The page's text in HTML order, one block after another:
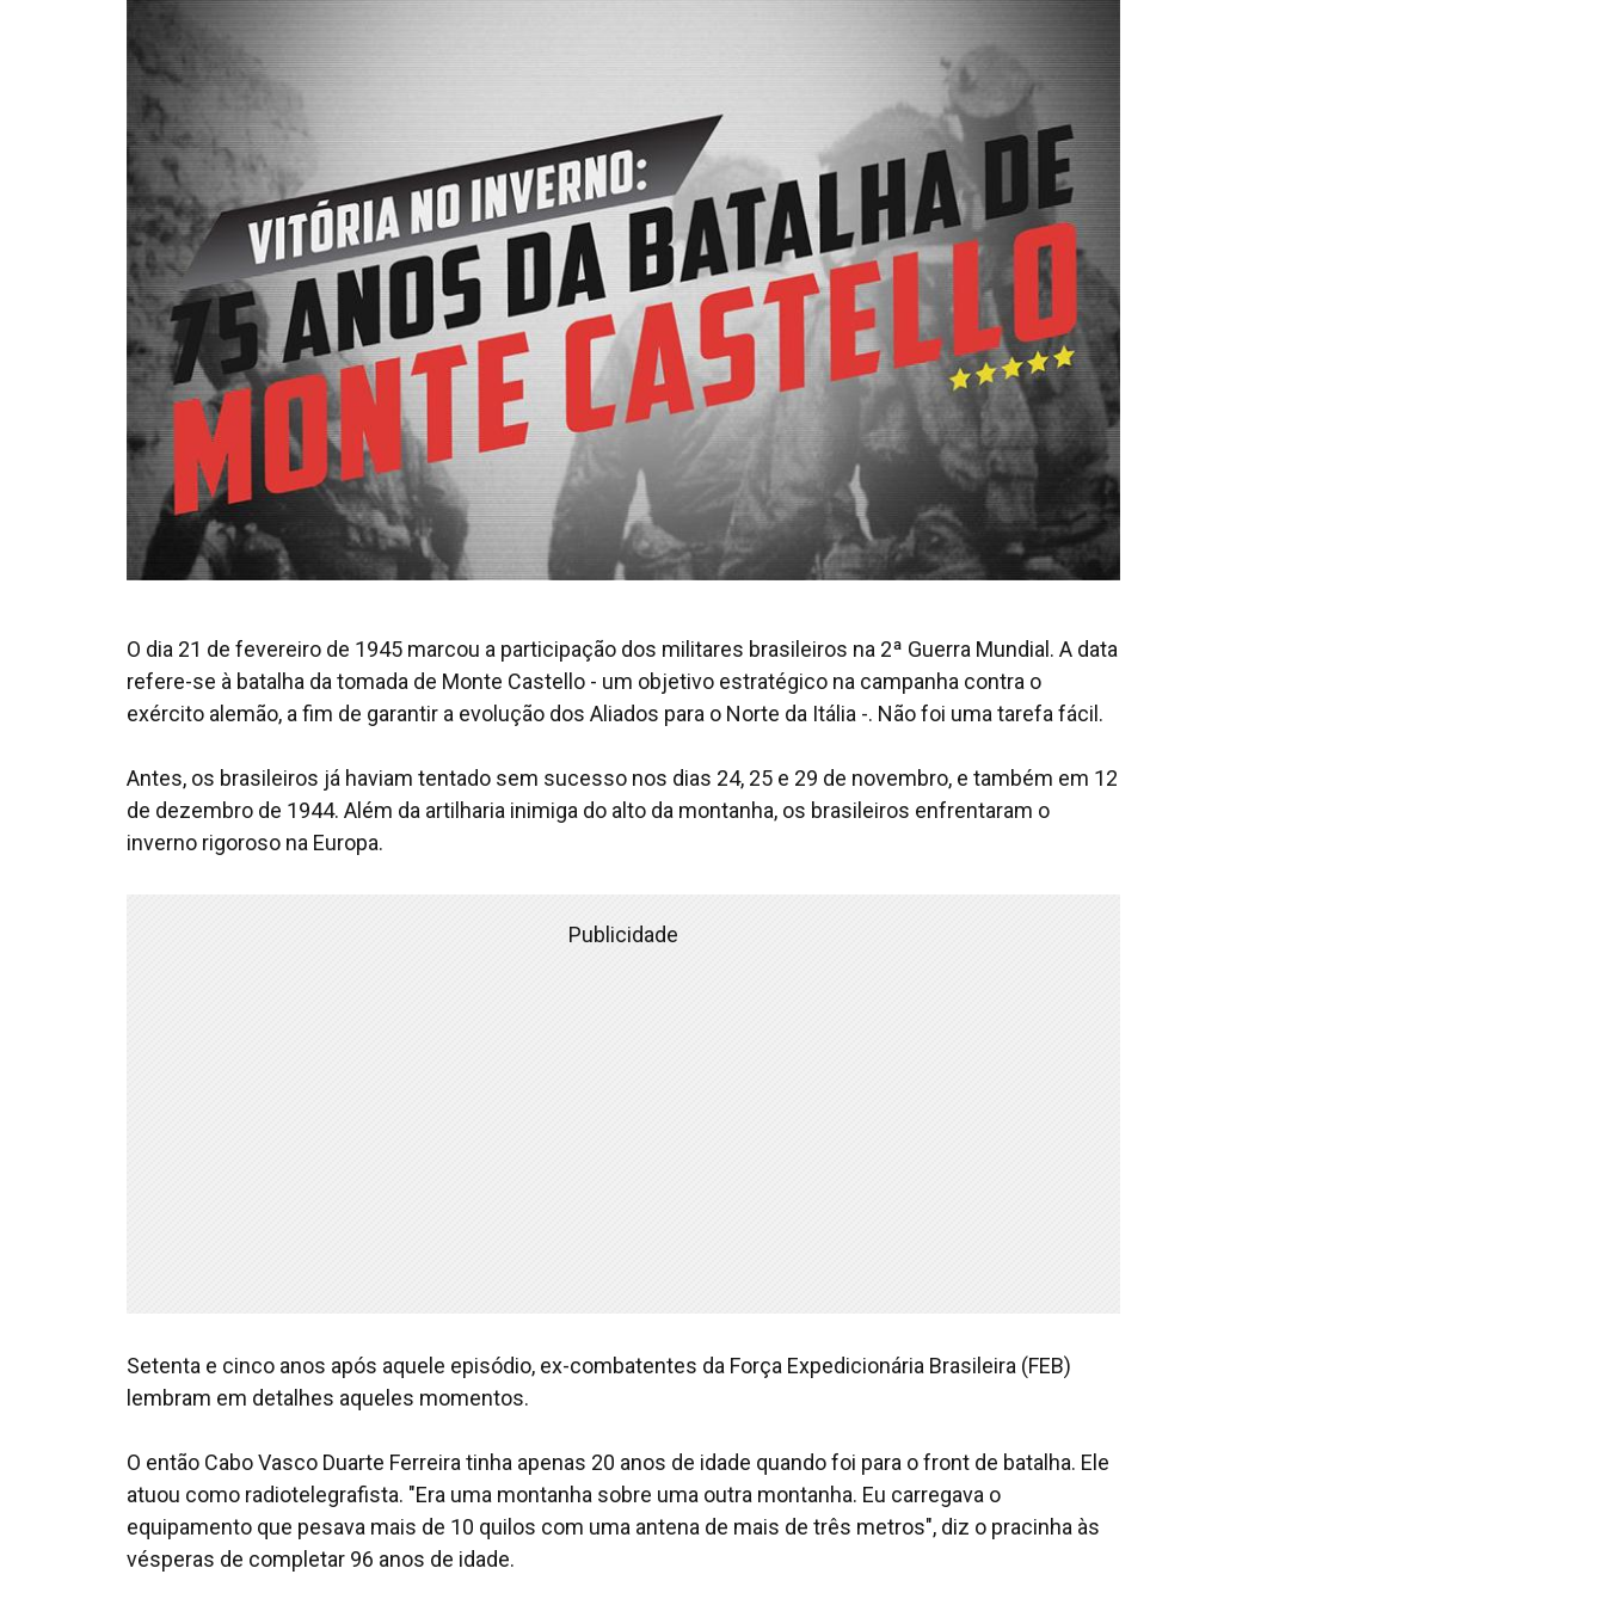
O dia 21 de fevereiro de 1945 marcou a participação dos militares brasileiros na 2ª Guerra Mundial. A data
refere-se à batalha da tomada de Monte Castello - um objetivo estratégico na campanha contra o
exército alemão, a fim de garantir a evolução dos Aliados para o Norte da Itália -. Não foi uma tarefa fácil.
Antes, os brasileiros já haviam tentado sem sucesso nos dias 24, 25 e 29 de novembro, e também em 12
de dezembro de 1944. Além da artilharia inimiga do alto da montanha, os brasileiros enfrentaram o
inverno rigoroso na Europa.
Publicidade
Setenta e cinco anos após aquele episódio, ex-combatentes da Força Expedicionária Brasileira (FEB)
lembram em detalhes aqueles momentos.
O então Cabo Vasco Duarte Ferreira tinha apenas 20 anos de idade quando foi para o front de batalha. Ele
atuou como radiotelegrafista. "Era uma montanha sobre uma outra montanha. Eu carregava o
equipamento que pesava mais de 10 quilos com uma antena de mais de três metros", diz o pracinha às
vésperas de completar 96 anos de idade.